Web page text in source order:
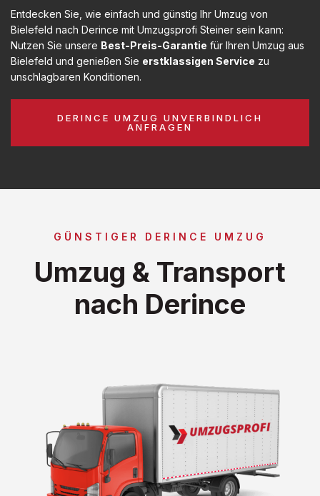
Entdecken Sie, wie einfach und günstig Ihr Umzug von
Bielefeld nach Derince mit Umzugsprofi Steiner sein kann:
Nutzen Sie unsere Best-Preis-Garantie für Ihren Umzug aus
Bielefeld und genießen Sie erstklassigen Service zu
unschlagbaren Konditionen.
DERINCE UMZUG UNVERBINDLICH
ANFRAGEN
GÜNSTIGER DERINCE UMZUG
Umzug & Transport
nach Derince